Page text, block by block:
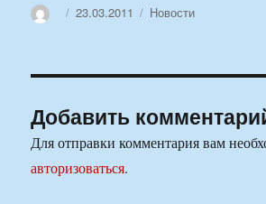
АвторОпубликовано
23.03.2011 Рубрики
Новости
Добавить
Для отправки комментария вам
авторизоваться.